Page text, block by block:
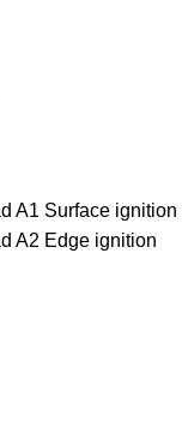
A1 Surface ignition
A2 Edge ignition